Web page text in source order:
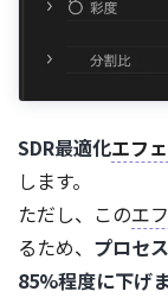
SDR最適化エフ
します。
ただし、このエ
るため、 プロセ
85%程度に下げ